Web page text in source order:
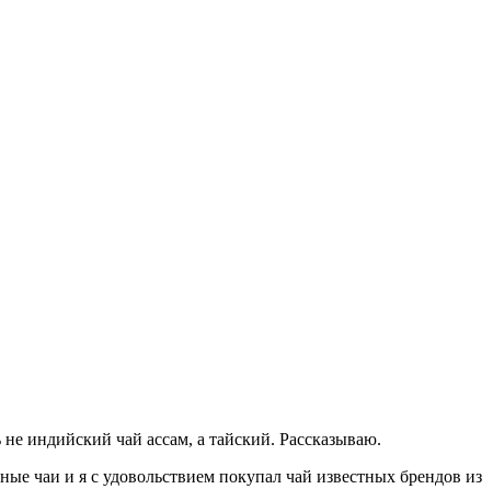
индийский чай ассам, а тайский. Рассказываю.
чаи и я с удовольствием покупал чай известных брендов из